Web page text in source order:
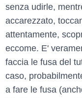
senza udirle,
accarezzato,
attentamente,
eccome. E'
faccia le fusa del
caso,
a fare le fusa